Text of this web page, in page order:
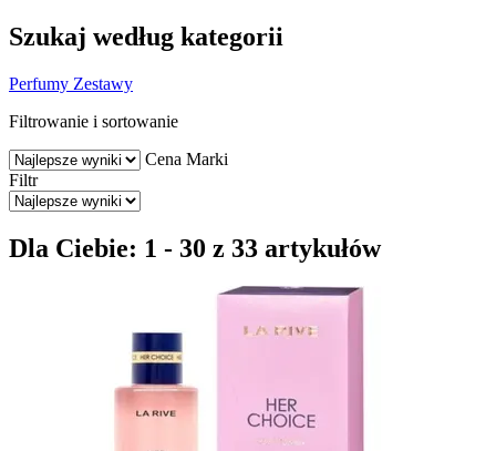
Szukaj według kategorii
Perfumy Zestawy
Filtrowanie i sortowanie
Cena Marki
Filtr
Dla Ciebie: 1 - 30 z 33 artykułów